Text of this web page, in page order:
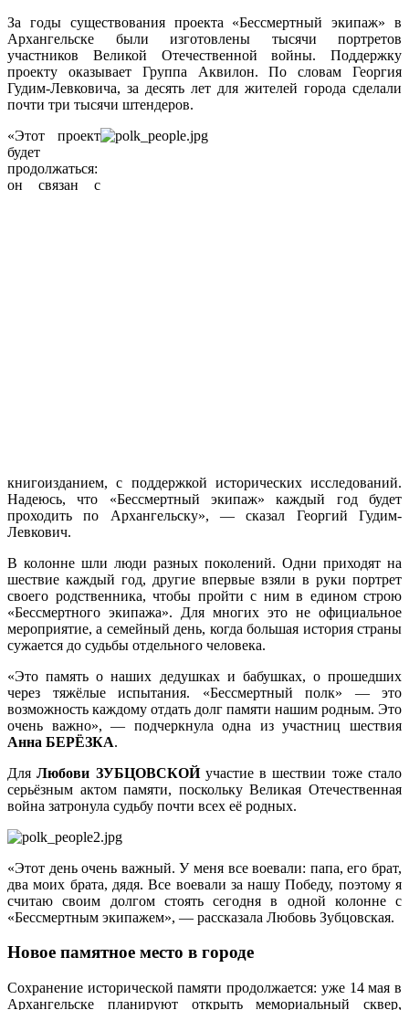
За годы существования проекта «Бессмертный экипаж» в
Архангельске были изготовлены тысячи портретов
участников Великой Отечественной войны. Поддержку
проекту оказывает Группа Аквилон. По словам Георгия
Гудим-Левковича, за десять лет для жителей города сделали
почти три тысячи штендеров.
«Этот проект
будет
продолжаться:
он связан с
книгоизданием, с поддержкой исторических исследований.
Надеюсь, что «Бессмертный экипаж» каждый год будет
проходить по Архангельску», — сказал Георгий Гудим-
Левкович.
В колонне шли люди разных поколений. Одни приходят на
шествие каждый год, другие впервые взяли в руки портрет
своего родственника, чтобы пройти с ним в едином строю
«Бессмертного экипажа». Для многих это не официальное
мероприятие, а семейный день, когда большая история страны
сужается до судьбы отдельного человека.
«Это память о наших дедушках и бабушках, о прошедших
через тяжёлые испытания. «Бессмертный полк» — это
возможность каждому отдать долг памяти нашим родным. Это
очень важно», — подчеркнула одна из участниц шествия
Анна БЕРЁЗКА.
ДляЛюбови ЗУБЦОВСКОЙучастие в шествии тоже стало
серьёзным актом памяти, поскольку Великая Отечественная
война затронула судьбу почти всех её родных.
«Этот день очень важный. У меня все воевали: папа, его брат,
два моих брата, дядя. Все воевали за нашу Победу, поэтому я
считаю своим долгом стоять сегодня в одной колонне с
«Бессмертным экипажем», — рассказала Любовь Зубцовская.
Новое памятное место в городе
Сохранение исторической памяти продолжается: уже 14 мая в
Архангельске планируют открыть мемориальный сквер,